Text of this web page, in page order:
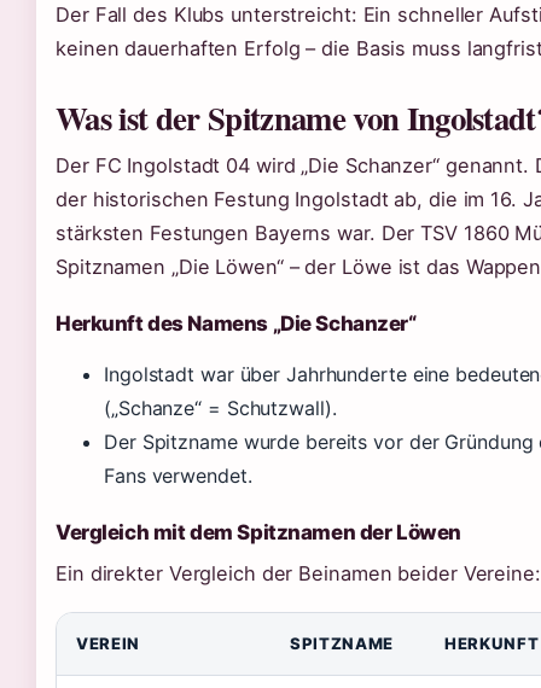
Der Fall des Klubs unterstreicht: Ein schneller
keinen dauerhaften Erfolg – die Basis muss
Was ist der Spitzname von
Der FC Ingolstadt 04 wird „Die Schanzer“
der historischen Festung Ingolstadt ab, die im 16.
stärksten Festungen Bayerns war. Der TSV 1860
Spitznamen „Die Löwen“ – der Löwe ist das
Herkunft des Namens „Die Schanzer“
Ingolstadt war über Jahrhunderte eine
(„Schanze“ = Schutzwall).
Der Spitzname wurde bereits vor der
Fans verwendet.
Vergleich mit dem Spitznamen der Löwen
Ein direkter Vergleich der Beinamen beider Vereine:
VEREIN SPITZNAME HERKUNFT